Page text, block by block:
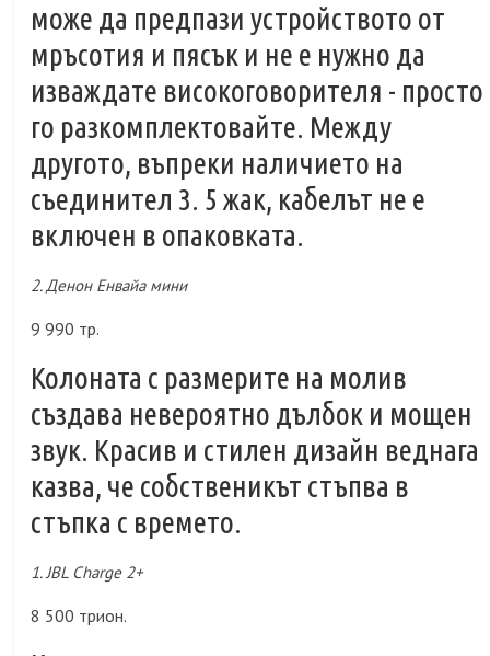
може да предпази устройството от
мръсотия и пясък и не е нужно да
изваждате високоговорителя - просто
го разкомплектовайте. Между
другото, въпреки наличието на
съединител 3. 5 жак, кабелът не е
включен в опаковката.
2. Денон Енвайа мини
9 990 тр.
Колоната с размерите на молив
създава невероятно дълбок и мощен
звук. Красив и стилен дизайн веднага
казва, че собственикът стъпва в
стъпка с времето.
1. JBL Charge 2+
8 500 трион.